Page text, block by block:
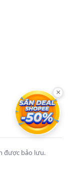
được bảo lưu.
×